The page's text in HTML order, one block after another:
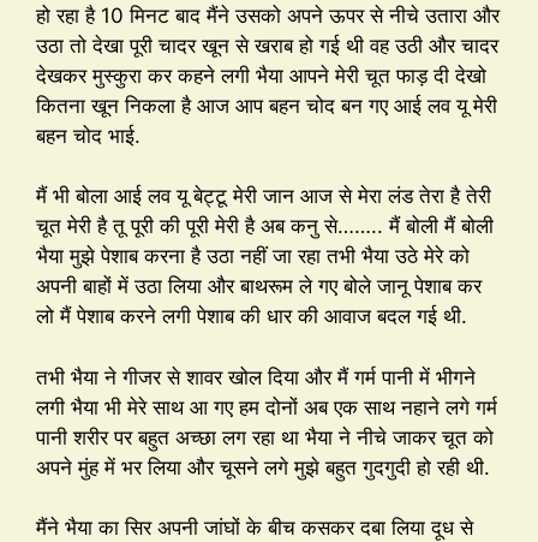
हो रहा है 10 मिनट बाद मैंने उसको अपने ऊपर से नीचे उतारा और
उठा तो देखा पूरी चादर खून से खराब हो गई थी वह उठी और चादर
देखकर मुस्कुरा कर कहने लगी भैया आपने मेरी चूत फाड़ दी देखो
कितना खून निकला है आज आप बहन चोद बन गए आई लव यू मेरी
बहन चोद भाई.
मैं भी बोला आई लव यू बेट्टू मेरी जान आज से मेरा लंड तेरा है तेरी
चूत मेरी है तू पूरी की पूरी मेरी है अब कनु से…….. मैं बोली मैं बोली
भैया मुझे पेशाब करना है उठा नहीं जा रहा तभी भैया उठे मेरे को
अपनी बाहों में उठा लिया और बाथरूम ले गए बोले जानू पेशाब कर
लो मैं पेशाब करने लगी पेशाब की धार की आवाज बदल गई थी.
तभी भैया ने गीजर से शावर खोल दिया और मैं गर्म पानी में भीगने
लगी भैया भी मेरे साथ आ गए हम दोनों अब एक साथ नहाने लगे गर्म
पानी शरीर पर बहुत अच्छा लग रहा था भैया ने नीचे जाकर चूत को
अपने मुंह में भर लिया और चूसने लगे मुझे बहुत गुदगुदी हो रही थी.
मैंने भैया का सिर अपनी जांघों के बीच कसकर दबा लिया दूध से